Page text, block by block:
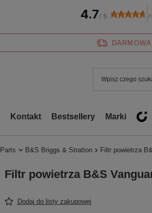
Kontakt Bestsellery Marki
B&S Briggs & Stratton Filtr powietrza
Filtr powietrza B&S
Dodaj do listy zakupowej
4.7/ 5